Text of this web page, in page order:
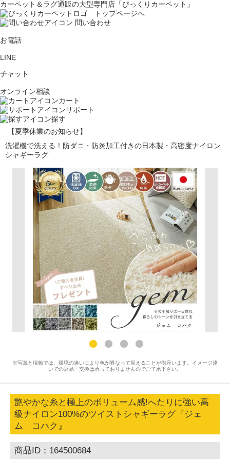
カーペット＆ラグ通販の大型専門店「びっくりカーペット」
問い合わせ
お電話
LINE
チャット
オンライン相談
カート
サポート
探す
【夏季休業のお知らせ】
洗濯機で洗える！防ダニ・防炎加工付きの日本製・高密度ナイロン
シャギーラグ
※写真と現物では、環境の違いにより色が異なって見えることが御座います。イメージ違
いでの返品・交換は承っておりませんのでご了承下さい。
艶やかな糸と極上のボリューム感!へたりに強い高
級ナイロン100%のツイストシャギーラグ『ジェ
ム コハク』
商品ID：164500684